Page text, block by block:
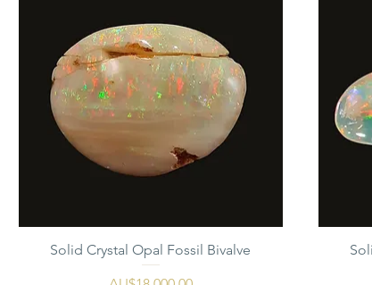
Solid Crystal Opal Fossil Bivalve